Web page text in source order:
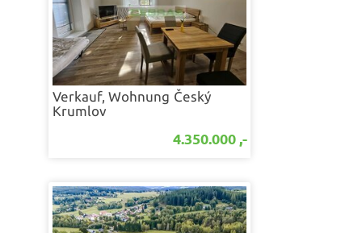
Verkauf, Wohnung Český
Krumlov
4.350.000 ,-